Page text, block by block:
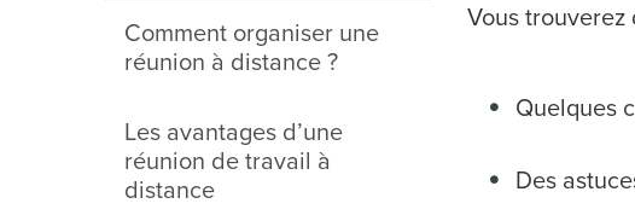
Comment organiser une
réunion à distance ?
Les avantages d’une
réunion de travail à
distance
Vous
Quelques
Des